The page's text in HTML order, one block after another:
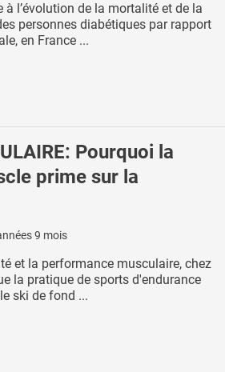
à l’évolution de la mortalité et de la
personnes diabétiques par rapport
en France ...
Pourquoi la
prime sur la
9 mois
et la performance musculaire, chez
la pratique de sports d'endurance
ski de fond ...